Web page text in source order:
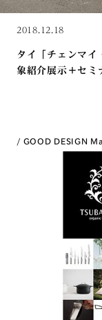
2018.12.18
タイ「チェンマ
象紹介展示＋セミ
GOOD DESIGN